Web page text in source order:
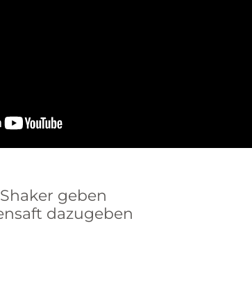
geben
dazugeben